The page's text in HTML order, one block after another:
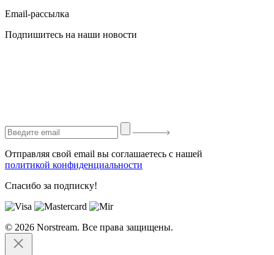
Email-рассылка
Подпишитесь на наши новости
Отправляя свой email вы соглашаетесь с нашей
политикой конфиденциальности
Спасибо за подписку!
© 2026 Norstream. Все права защищены.